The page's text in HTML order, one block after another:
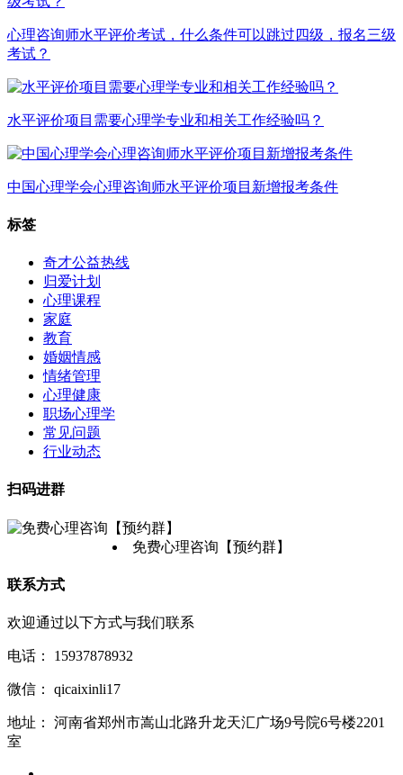
心理咨询师水平评价考试，什么条件可以跳过四级，报名三级
考试？
水平评价项目需要心理学专业和相关工作经验吗？
中国心理学会心理咨询师水平评价项目新增报考条件
标签
奇才公益热线
归爱计划
心理课程
家庭
教育
婚姻情感
情绪管理
心理健康
职场心理学
常见问题
行业动态
扫码进群
免费心理咨询【预约群】
联系方式
欢迎通过以下方式与我们联系
电话： 15937878932
微信： qicaixinli17
地址：
河南省郑州市嵩山北路升龙天汇广场9号院6号楼2201
室